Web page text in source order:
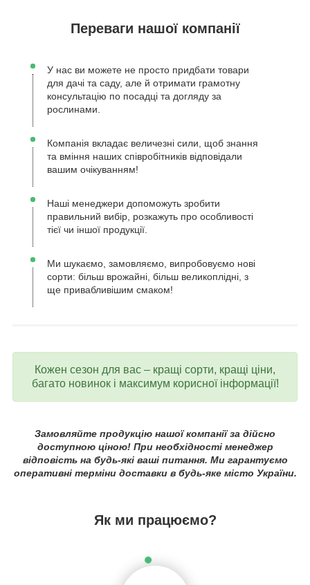
Переваги нашої компанії
У нас ви можете не просто придбати товари
для дачі та саду, але й отримати грамотну
консультацію по посадці та догляду за
рослинами.
Компанія вкладає величезні сили, щоб знання
та вміння наших співробітників відповідали
вашим очікуванням!
Наші менеджери допоможуть зробити
правильний вибір, розкажуть про особливості
тієї чи іншої продукції.
Ми шукаємо, замовляємо, випробовуємо нові
сорти: більш врожайні, більш великоплідні, з
ще привабливішим смаком!
Кожен сезон для вас – кращі сорти, кращі ціни,
багато новинок і максимум корисної інформації!
Замовляйте продукцію нашої компанії за дійсно
доступною ціною! При необхідності менеджер
відповість на будь-які ваші питання. Ми гарантуємо
оперативні терміни доставки в будь-яке місто України.
Як ми працюємо?